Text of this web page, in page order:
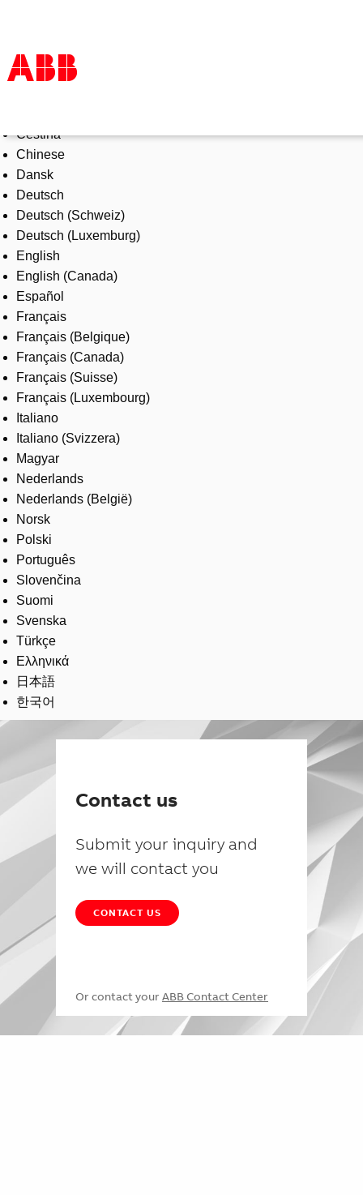
Products & Solutions
Industries
Services
About us
Where to buy
Contact us
Careers
Čeština
Chinese
Dansk
Deutsch
Deutsch (Schweiz)
Deutsch (Luxemburg)
English
English (Canada)
Español
Français
Français (Belgique)
Français (Canada)
Français (Suisse)
Français (Luxembourg)
Italiano
Italiano (Svizzera)
Magyar
Nederlands
Nederlands (België)
Norsk
Polski
Português
Slovenčina
Suomi
Svenska
Türkçe
Ελληνικά
日本語
한국어
Contact us
Submit your inquiry and
we will contact you
CONTACT US
Or contact your ABB Contact Center